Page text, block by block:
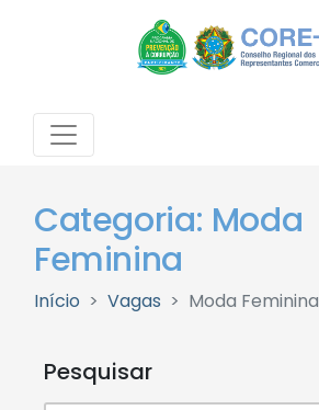
Categoria: Moda
Feminina
Início Vagas Moda Feminina
Pesquisar